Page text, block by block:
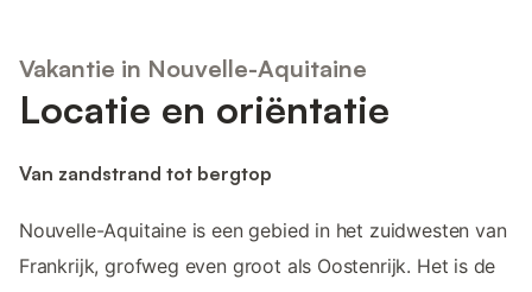
Vakantie in Nouvelle-Aquitaine
Locatie en oriëntatie
Van zandstrand tot bergtop
Nouvelle-Aquitaine is een gebied in het zuidwesten van
Frankrijk, grofweg even groot als Oostenrijk. Het is de